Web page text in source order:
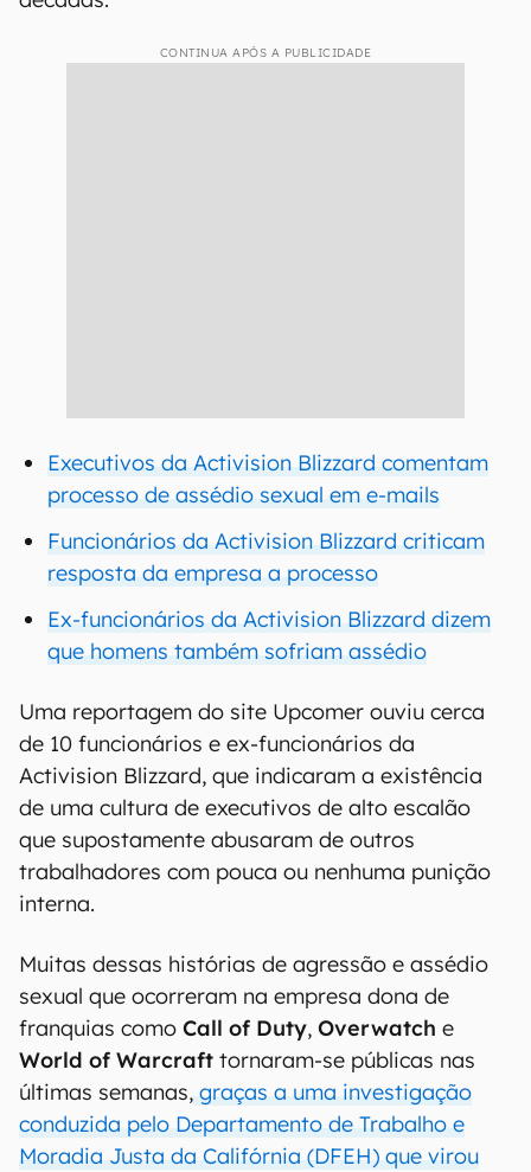
CONTINUA APÓS A PUBLICIDADE
Executivos da Activision Blizzard comentam
processo de assédio sexual em e-mails
Funcionários da Activision Blizzard criticam
resposta da empresa a processo
Ex-funcionários da Activision Blizzard dizem
que homens também sofriam assédio
Uma reportagem do site Upcomer ouviu cerca
de 10 funcionários e ex-funcionários da
Activision Blizzard, que indicaram a existência
de uma cultura de executivos de alto escalão
que supostamente abusaram de outros
trabalhadores com pouca ou nenhuma punição
interna.
Muitas dessas histórias de agressão e assédio
sexual que ocorreram na empresa dona de
franquias como Call of Duty, Overwatch e
World of Warcraft tornaram-se públicas nas
últimas semanas, graças a uma investigação
conduzida pelo Departamento de Trabalho e
Moradia Justa da Califórnia (DFEH) que virou